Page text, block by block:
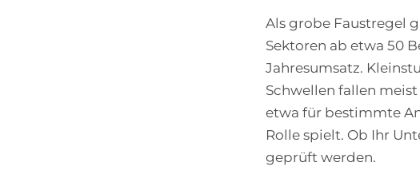
Als grobe Faustregel
Sektoren ab etwa 50
Jahresumsatz.
Schwellen fallen meist
etwa für bestimmte
Rolle spielt. Ob Ihr
geprüft werden.